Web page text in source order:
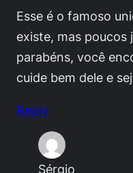
Esse é o famoso
existe, mas poucos
parabéns, você
cuide bem dele e
Reply
Sérgio